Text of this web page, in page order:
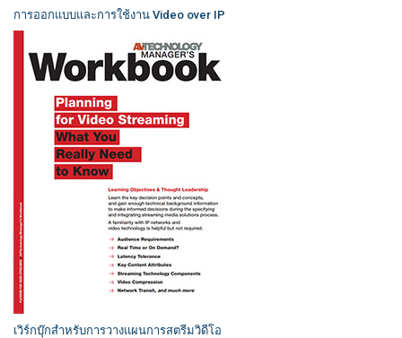
การออกแบบและการใช้งาน Video over IP
เวิร์กบุ๊กสำหรับการวางแผนการสตรีมวิดีโอ